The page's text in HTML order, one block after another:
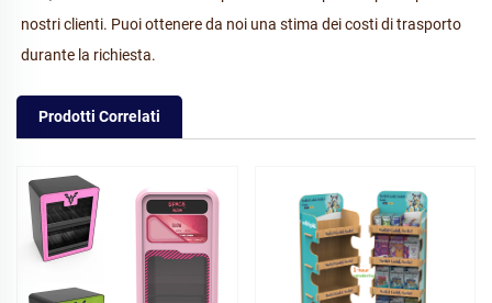
nostri clienti. Puoi ottenere da noi una stima dei costi di trasporto
durante la richiesta.
Prodotti Correlati